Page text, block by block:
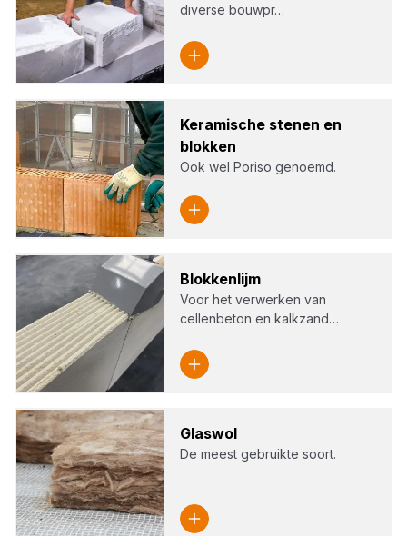
diverse bouwpr…
Kera­mi­sche ste­nen en
blok­ken
Ook wel Poriso genoemd.
Blok­ken­lijm
Voor het verwerken van
cellenbeton en kalkzand…
Glas­wol
De meest gebruikte soort.